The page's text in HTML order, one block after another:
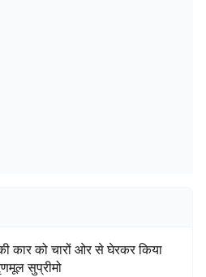
कार को चारों ओर से घेरकर किया
सुप्रीमो